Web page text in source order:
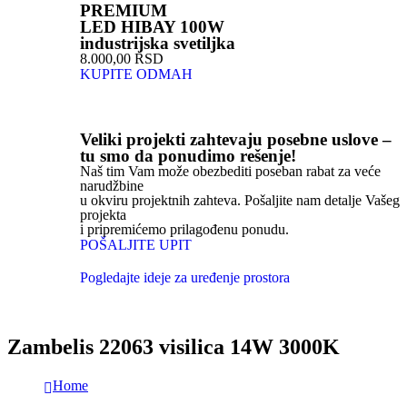
PREMIUM
LED HIBAY 100W
industrijska svetiljka
8.000,00 RSD
KUPITE ODMAH
Veliki projekti zahtevaju posebne uslove –
tu smo da ponudimo rešenje!
Naš tim Vam može obezbediti poseban rabat za veće
narudžbine
u okviru projektnih zahteva. Pošaljite nam detalje Vašeg
projekta
i pripremićemo prilagođenu ponudu.
POŠALJITE UPIT
Pogledajte ideje za uređenje prostora
Zambelis 22063 visilica 14W 3000K
Home